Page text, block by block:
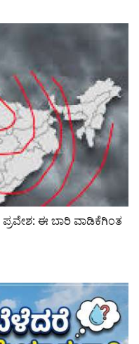
ಪ್ರವೇಶ: ಈ ಬಾರಿ ವಾಡಿಕೆಗಿಂತ